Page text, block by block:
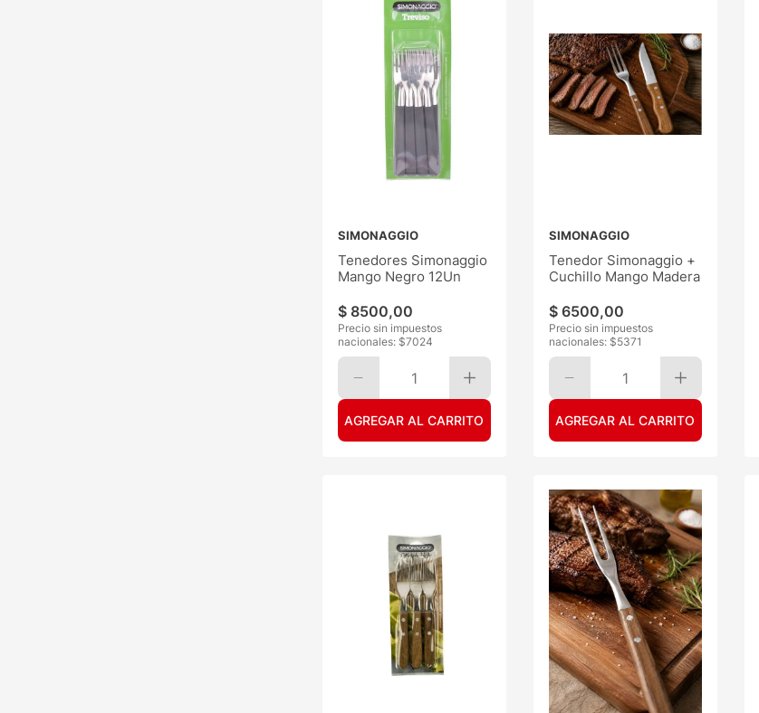
SIMONAGGIO
Tenedores Simonaggio
Mango Negro 12Un
$ 8500,00
Precio sin impuestos
nacionales: $7024
1
AGREGAR AL CARRITO
SIMONAGGIO
Tenedor Simonaggio +
Cuchillo Mango Madera
$ 6500,00
Precio sin impuestos
nacionales: $5371
1
AGREGAR AL CARRITO